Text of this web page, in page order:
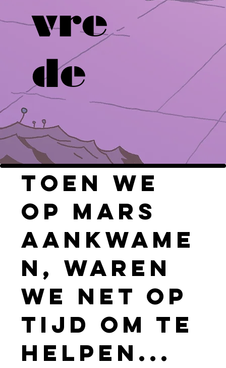
vre
de
Toen we
op Mars
aankwame
n, waren
we net op
tijd om te
helpen...